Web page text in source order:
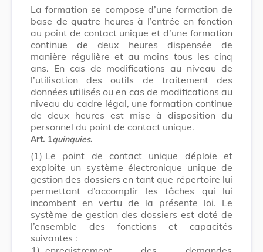
La formation se compose d’une formation de
base de quatre heures à l’entrée en fonction
au point de contact unique et d’une formation
continue de deux heures dispensée de
manière régulière et au moins tous les cinq
ans. En cas de modifications au niveau de
l’utilisation des outils de traitement des
données utilisés ou en cas de modifications au
niveau du cadre légal, une formation continue
de deux heures est mise à disposition du
personnel du point de contact unique.
Art. 1quinquies.
(1) Le point de contact unique déploie et
exploite un système électronique unique de
gestion des dossiers en tant que répertoire lui
permettant d’accomplir les tâches qui lui
incombent en vertu de la présente loi. Le
système de gestion des dossiers est doté de
l’ensemble des fonctions et capacités
suivantes :